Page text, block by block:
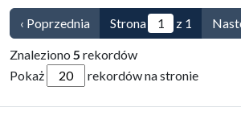
‹ Poprzednia Strona z 1
Znaleziono 5 rekordów
Pokaż
rekordów na stronie